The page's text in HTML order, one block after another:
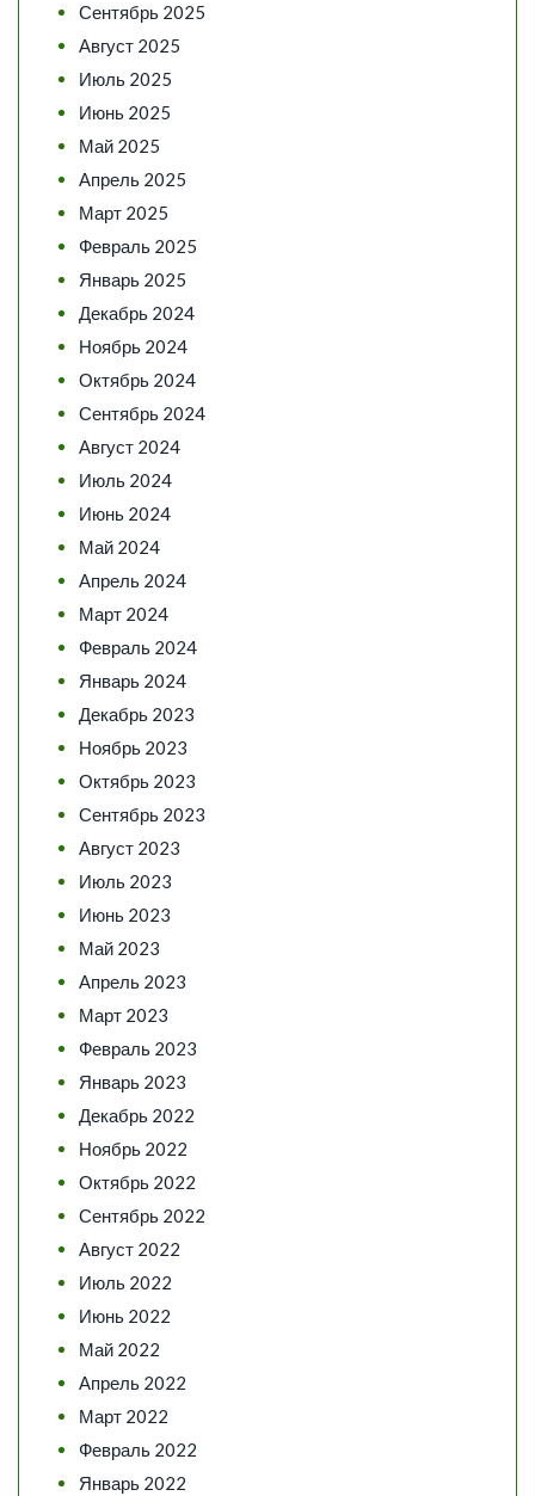
Сентябрь 2025
Август 2025
Июль 2025
Июнь 2025
Май 2025
Апрель 2025
Март 2025
Февраль 2025
Январь 2025
Декабрь 2024
Ноябрь 2024
Октябрь 2024
Сентябрь 2024
Август 2024
Июль 2024
Июнь 2024
Май 2024
Апрель 2024
Март 2024
Февраль 2024
Январь 2024
Декабрь 2023
Ноябрь 2023
Октябрь 2023
Сентябрь 2023
Август 2023
Июль 2023
Июнь 2023
Май 2023
Апрель 2023
Март 2023
Февраль 2023
Январь 2023
Декабрь 2022
Ноябрь 2022
Октябрь 2022
Сентябрь 2022
Август 2022
Июль 2022
Июнь 2022
Май 2022
Апрель 2022
Март 2022
Февраль 2022
Январь 2022